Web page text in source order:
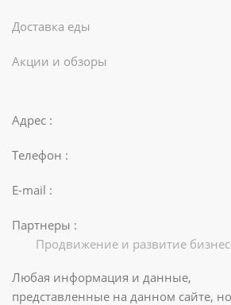
Доставка еды
Акции и обзоры
Адрес :
Телефон :
E-mail :
Партнеры :
Продвижение и развитие
Любая информация и данные,
представленные на данном сайте,